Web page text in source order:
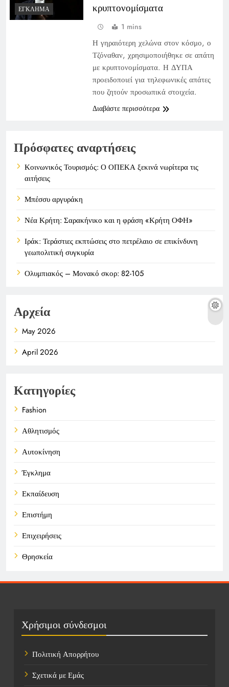
ΈΓΚΛΗΜΑ
κρυπτονομίσματα
1 mins
Η γηραιότερη χελώνα στον κόσμο, ο
Τζόναθαν, χρησιμοποιήθηκε σε απάτη
με κρυπτονομίσματα. Η ΔΥΠΑ
προειδοποιεί για τηλεφωνικές απάτες
που ζητούν προσωπικά στοιχεία.
Διαβάστε περισσότερα
Πρόσφατες αναρτήσεις
Κοινωνικός Τουρισμός: Ο ΟΠΕΚΑ ξεκινά νωρίτερα τις
αιτήσεις
Μπέσσυ αργυράκη
Νέα Κρήτη: Σαρακήνικο και η φράση «Κρήτη ΟΦΗ»
Ιράκ: Τεράστιες εκπτώσεις στο πετρέλαιο σε επικίνδυνη
γεωπολιτική συγκυρία
Ολυμπιακός – Μονακό σκορ: 82-105
Αρχεία
May 2026
April 2026
Κατηγορίες
Fashion
Αθλητισμός
Αυτοκίνηση
Έγκλημα
Εκπαίδευση
Επιστήμη
Επιχειρήσεις
Θρησκεία
Πολιτική
Υγεία
Χρήσιμοι σύνδεσμοι
Πολιτική Απορρήτου
Σχετικά με Εμάς